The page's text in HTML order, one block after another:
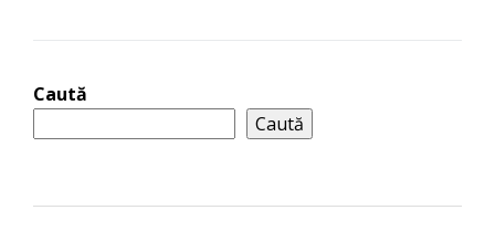
Caută
Caută